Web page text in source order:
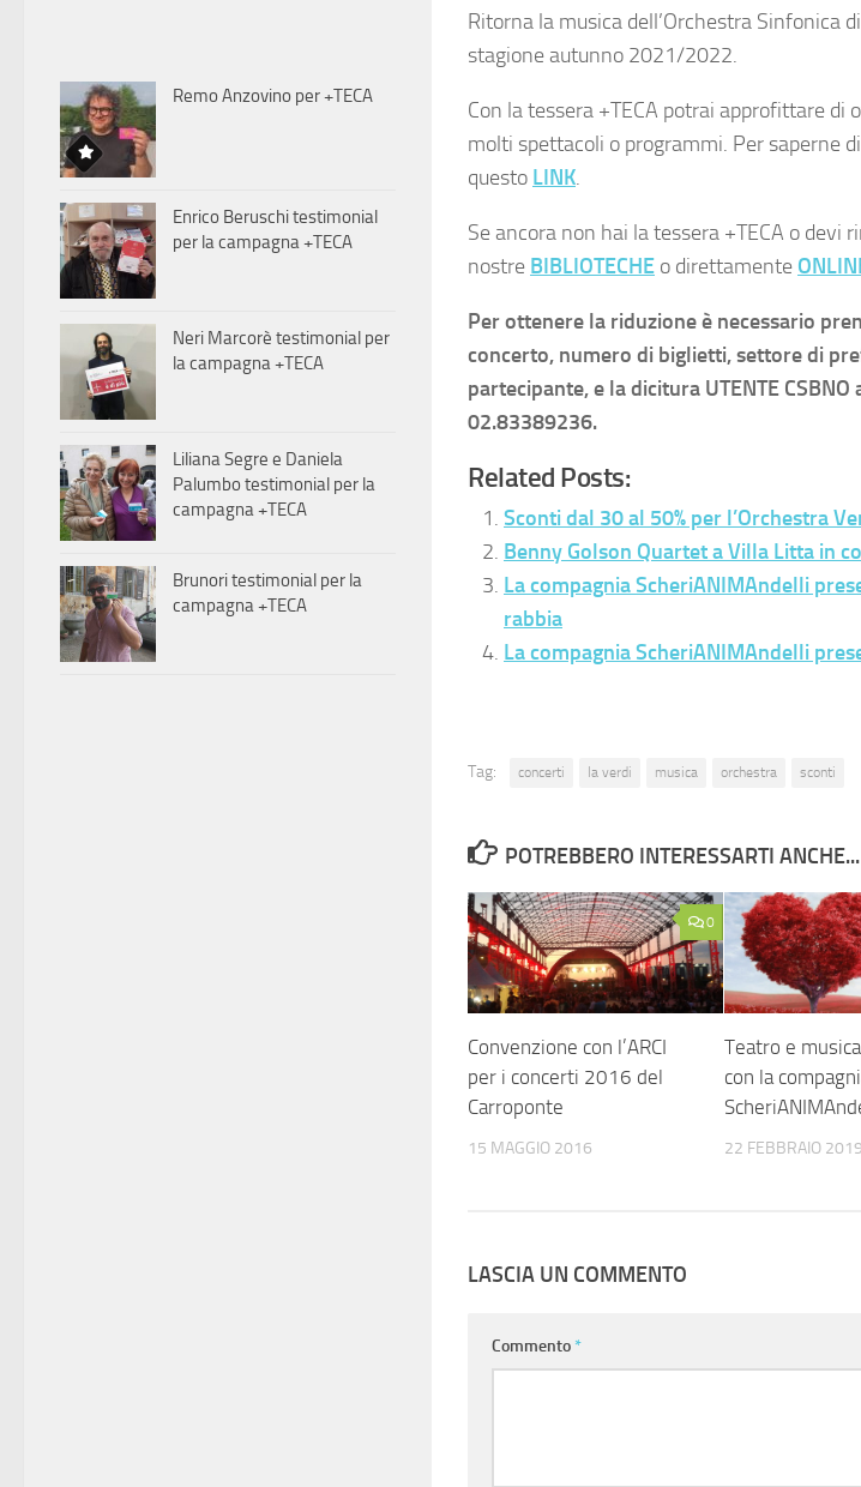
Ritorna la musica dell’Orchestra Sinfonica
stagione autunno 2021/2022.
Con la tessera +TECA potrai approfittare
molti spettacoli o programmi. Per saperne
questo LINK.
Se ancora non hai la tessera +TECA o devi
nostre BIBLIOTECHE o direttamente
Per ottenere la riduzione è necessario
concerto, numero di biglietti, settore di
partecipante, e la dicitura UTENTE
02.83389236.
Related Posts:
Sconti dal 30 al 50% per l’Orchestra
Benny Golson Quartet a Villa Litta in
La compagnia ScheriANIMAndelli
rabbia
La compagnia ScheriANIMAndelli
Tag: concerti la verdi musica orchestra sconti
POTREBBERO INTERESSARTI ANCHE...
0
Convenzione con l’ARCI
per i concerti 2016 del
Carroponte
15 MAGGIO 2016
Teatro e
con la
22 FEBBRAIO 2019
LASCIA UN COMMENTO
Commento *
Remo Anzovino per +TECA
Enrico Beruschi testimonial
per la campagna +TECA
Neri Marcorè testimonial per
la campagna +TECA
Liliana Segre e Daniela
Palumbo testimonial per la
campagna +TECA
Brunori testimonial per la
campagna +TECA